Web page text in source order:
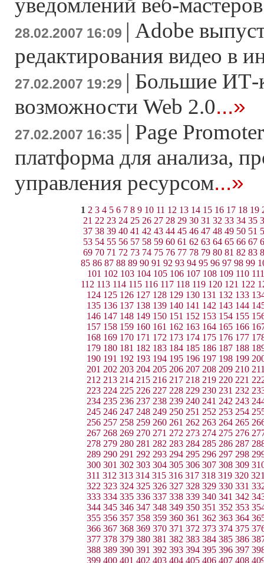
уведомлений веб-мастеров
28.02.2007 16:09 | Adobe
редактирования видео в
27.02.2007 19:29 | Большие ИТ-
возможности Web 2.0...»
27.02.2007 16:35 | Page
платформа для анализа,
управления ресурсом...»
1 2 3 4 5 6 7 8 9 10 11 12 13 14 15 16 17 18 19
21 22 23 24 25 26 27 28 29 30 31 32 33 34 35
37 38 39 40 41 42 43 44 45 46 47 48 49 50 51
53 54 55 56 57 58 59 60 61 62 63 64 65 66 67
69 70 71 72 73 74 75 76 77 78 79 80 81 82 83
85 86 87 88 89 90 91 92 93 94 95 96 97 98 99
101 102 103 104 105 106 107 108 109 110 111
112 113 114 115 116 117 118 119 120 121 122
124 125 126 127 128 129 130 131 132 133
135 136 137 138 139 140 141 142 143 144
146 147 148 149 150 151 152 153 154 155
157 158 159 160 161 162 163 164 165 166
168 169 170 171 172 173 174 175 176 177
179 180 181 182 183 184 185 186 187 188
190 191 192 193 194 195 196 197 198 199
201 202 203 204 205 206 207 208 209 210
212 213 214 215 216 217 218 219 220 221
223 224 225 226 227 228 229 230 231 232
234 235 236 237 238 239 240 241 242 243
245 246 247 248 249 250 251 252 253 254
256 257 258 259 260 261 262 263 264 265
267 268 269 270 271 272 273 274 275 276
278 279 280 281 282 283 284 285 286 287
289 290 291 292 293 294 295 296 297 298
300 301 302 303 304 305 306 307 308 309
311 312 313 314 315 316 317 318 319 320
322 323 324 325 326 327 328 329 330 331
333 334 335 336 337 338 339 340 341 342
344 345 346 347 348 349 350 351 352 353
355 356 357 358 359 360 361 362 363 364
366 367 368 369 370 371 372 373 374 375
377 378 379 380 381 382 383 384 385 386
388 389 390 391 392 393 394 395 396 397
399 400 401 402 403 404 405 406 407 408